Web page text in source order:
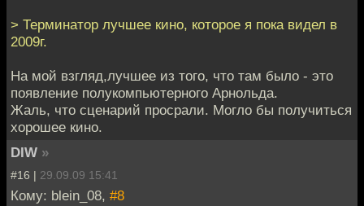
> Терминатор лучшее кино, которое я пока видел в
2009г.
На мой взгляд,лучшее из того, что там было - это
появление полукомпьютерного Арнольда.
Жаль, что сценарий просрали. Могло бы получиться
хорошее кино.
DIW »
#16 | 29.09.09 15:41
Кому: blein_08, #8